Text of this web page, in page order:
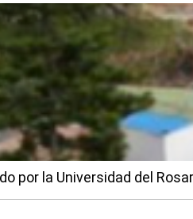
por la Universidad del